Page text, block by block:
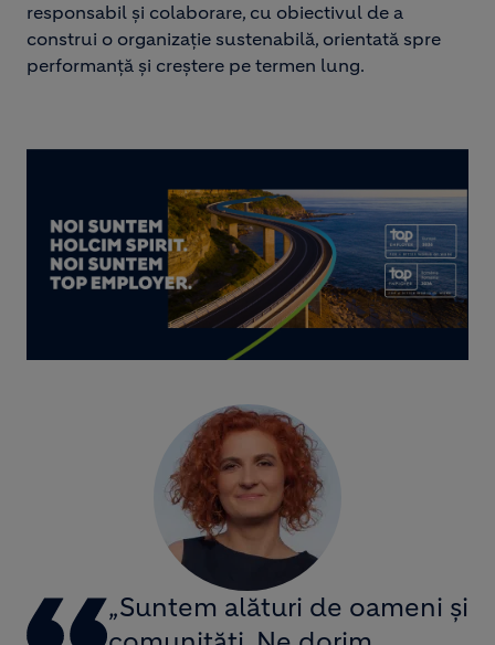
responsabil și colaborare, cu obiectivul de a
construi o organizație sustenabilă, orientată spre
performanță și creștere pe termen lung.
„Suntem alături de oameni și